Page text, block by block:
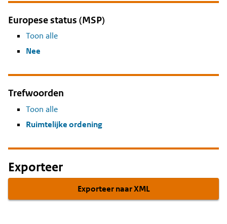
Europese status (MSP)
Toon alle
Nee
Trefwoorden
Toon alle
Ruimtelijke ordening
Exporteer
Exporteer naar XML